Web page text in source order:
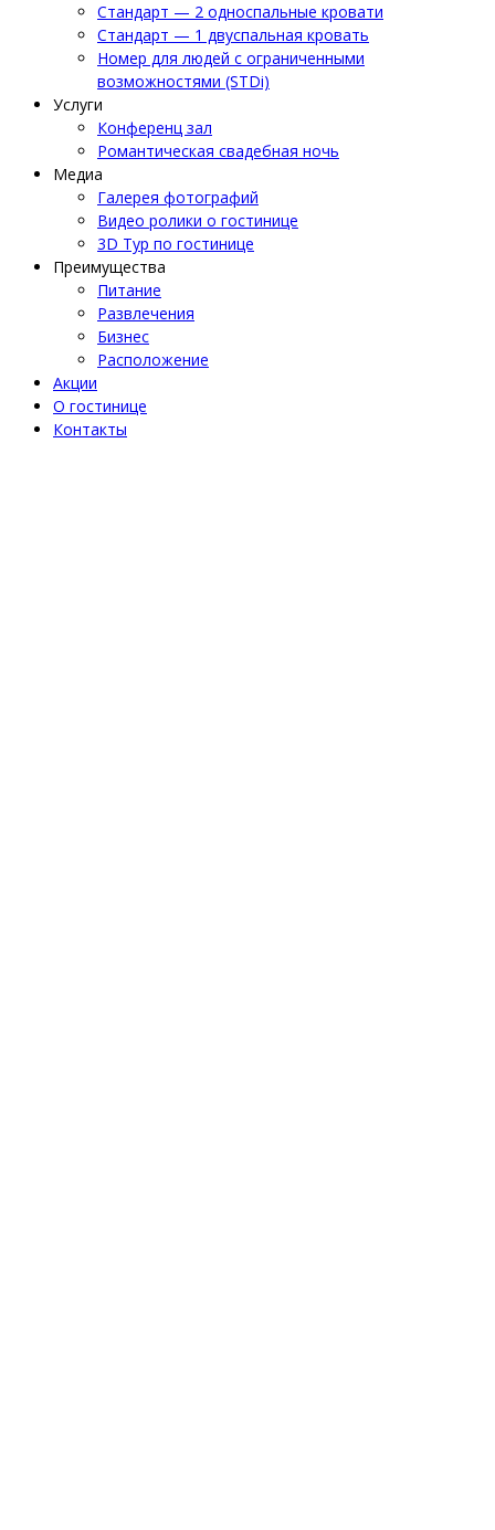
Стандарт — 2 односпальные кровати
Стандарт — 1 двуспальная кровать
Номер для людей с ограниченными
возможностями (STDi)
Услуги
Конференц зал
Романтическая свадебная ночь
Медиа
Галерея фотографий
Видео ролики о гостинице
3D Тур по гостинице
Преимущества
Питание
Развлечения
Бизнес
Расположение
Акции
О гостинице
Контакты